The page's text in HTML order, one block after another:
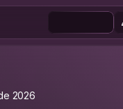
2026